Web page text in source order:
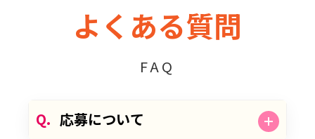
よくある質問
FAQ
Q. 応募について